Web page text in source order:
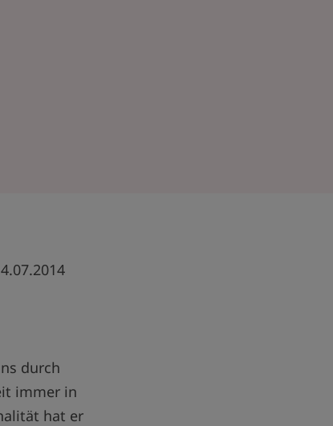
durch
immer in
hat er